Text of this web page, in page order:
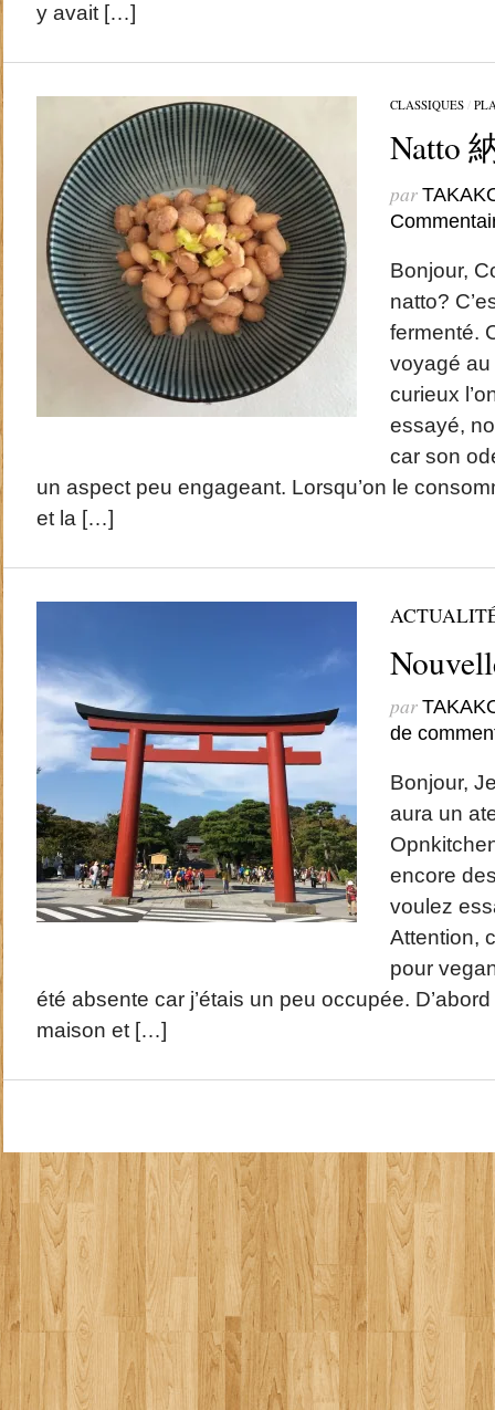
y avait […]
CLASSIQUES/
Natto
par
Bonjour,
natto?
fermenté.
voyagé
curieux
essayé,
car son
un aspect peu engageant. Lorsqu’on le
et la […]
par
de
Bonjour,
aura un
encore
voulez
Attention,
pour
été absente car j’étais un peu occupée.
maison et […]